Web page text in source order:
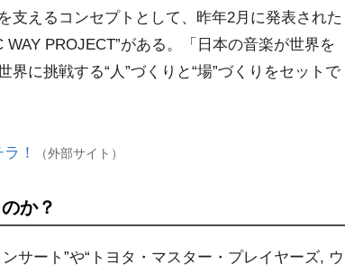
支えるコンセプトとして、昨年2月に発表された
PROJECT”がある。「日本の音楽が世界を
界に挑戦する“人”づくりと“場”づくりをセットで
！ （外部サイト）
か？
サート”や“トヨタ・マスター・プレイヤーズ, ウ